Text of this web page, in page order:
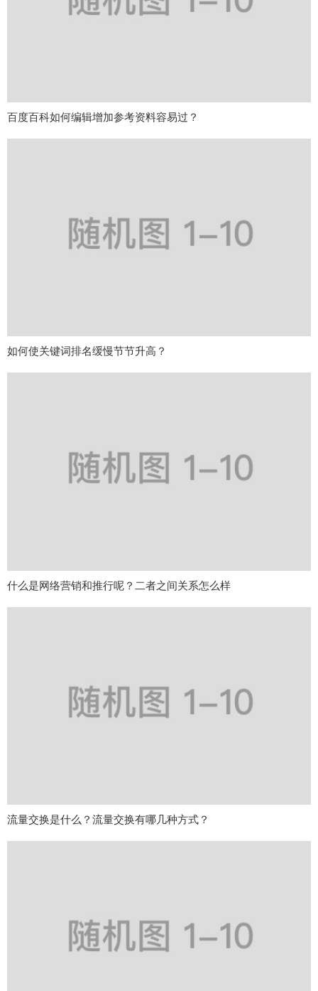
百度百科如何编辑增加参考资料容易过？
如何使关键词排名缓慢节节升高？
什么是网络营销和推行呢？二者之间关系怎么样
流量交换是什么？流量交换有哪几种方式？